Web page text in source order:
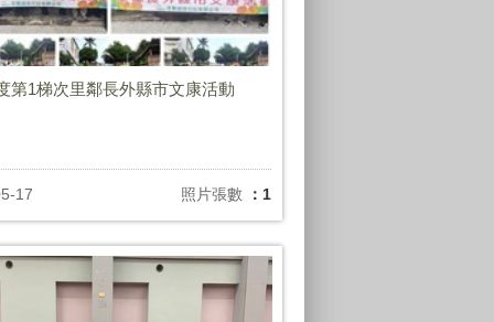
第1梯次里鄰長外縣市文康活動
17 照片張數 ：1